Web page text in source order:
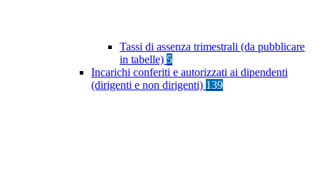
Tassi di assenza trimestrali (da pubblicare
in tabelle) 5
Incarichi conferiti e autorizzati ai dipendenti
(dirigenti e non dirigenti) 139